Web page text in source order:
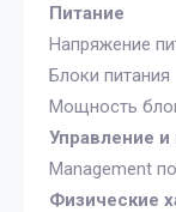
Питание
Напряжение
Блоки питания
Мощность
Управление
Management
Физические